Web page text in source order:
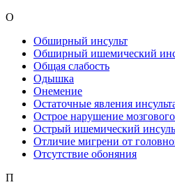
О
Обширный инсульт
Обширный ишемический
Общая слабость
Одышка
Онемение
Остаточные явления
Острое нарушение
Острый ишемический
Отличие мигрени от
Отсутствие обоняния
П